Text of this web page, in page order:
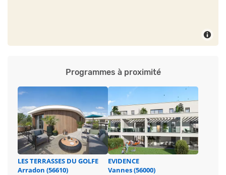
Programmes à proximité
LES TERRASSES DU GOLFE
Arradon (56610)
EVIDENCE
Vannes (56000)